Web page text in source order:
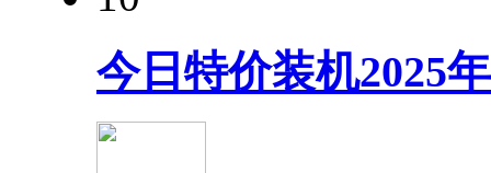
今日特价装机2025